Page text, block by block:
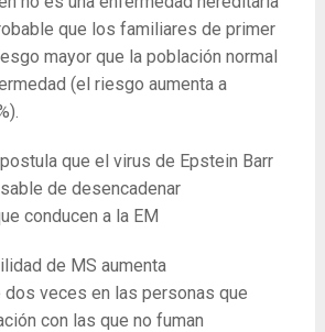
que los familiares de primer
mayor que la población normal
(el riesgo aumenta a
que el virus de Epstein Barr
de desencadenar
conducen a la EM
de MS aumenta
dos veces en las personas que
con las que no fuman